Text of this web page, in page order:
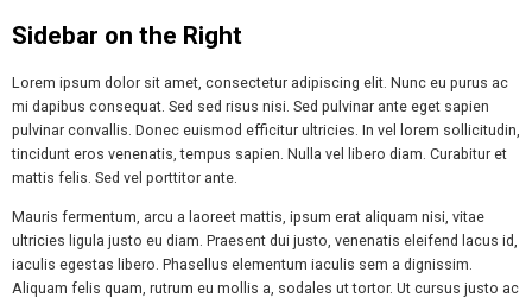
Sidebar on the Right
Lorem ipsum dolor sit amet, consectetur adipiscing elit. Nunc eu purus ac
mi dapibus consequat. Sed sed risus nisi. Sed pulvinar ante eget sapien
pulvinar convallis. Donec euismod efficitur ultricies. In vel lorem sollicitudin,
tincidunt eros venenatis, tempus sapien. Nulla vel libero diam. Curabitur et
mattis felis. Sed vel porttitor ante.
Mauris fermentum, arcu a laoreet mattis, ipsum erat aliquam nisi, vitae
ultricies ligula justo eu diam. Praesent dui justo, venenatis eleifend lacus id,
iaculis egestas libero. Phasellus elementum iaculis sem a dignissim.
Aliquam felis quam, rutrum eu mollis a, sodales ut tortor. Ut cursus justo ac